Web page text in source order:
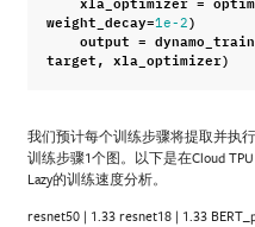
weight_decay=1e-2 )
output =
target, xla_optimizer)
我们预计每个训练步骤将提取并执
训练步骤1个图。以下是在Cloud
Lazy的训练速度分析。
resnet50 | 1.33 resnet18 | 1.33